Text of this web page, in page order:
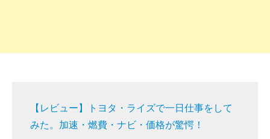
【レビュー】トヨタ・ライズで一日仕事をして
みた。加速・燃費・ナビ・価格が驚愕！